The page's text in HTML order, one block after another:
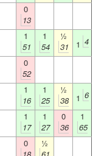
0
13
1
51
1
54
½
31
1 4
0
52
1
16
1
25
½
38
1 6
1
17
1
27
0
36
1
65
0
½